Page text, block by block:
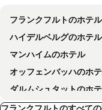
フランクフルトのホテル
ハイデルベルグのホテル
マンハイムのホテル
オッフェンバッハのホ
ダルムシュタットのホ
フランクフルトのすべて